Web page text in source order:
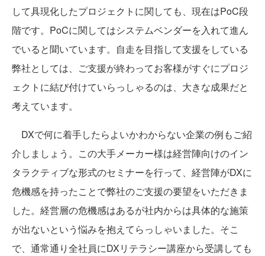
して具現化したプロジェクトに関しても、現在はPoC段
階です。PoCに関してはシステムベンダーを入れて進ん
でいると聞いています。自走を目指して支援をしている
弊社としては、ご支援が終わってお客様がすぐにプロジ
ェクトに結び付けていらっしゃるのは、大きな成果だと
考えています。
DXで何に着手したらよいかわからない企業の例もご紹
介しましょう。この大手メーカー様は経営陣向けのイン
タラクティブな形式のセミナーを行って、経営陣がDXに
危機感を持ったことで弊社のご支援の要望をいただきま
した。経営層の危機感はあるが社内からは具体的な施策
が出ないという悩みを抱えてらっしゃいました。そこ
で、通常通り全社員にDXリテラシー講座から受講しても